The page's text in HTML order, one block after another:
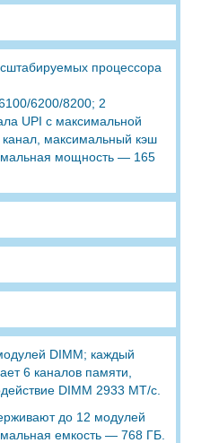
процессора
6200/8200; 2
UPI с максимальной
максимальный кэш
мощность — 165
DIMM; каждый
6 каналов памяти,
DIMM 2933 МТ/с.
до 12 модулей
емкость — 768 ГБ.